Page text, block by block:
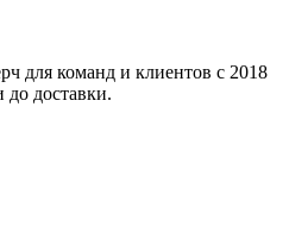
для команд и клиентов с 2018
доставки.